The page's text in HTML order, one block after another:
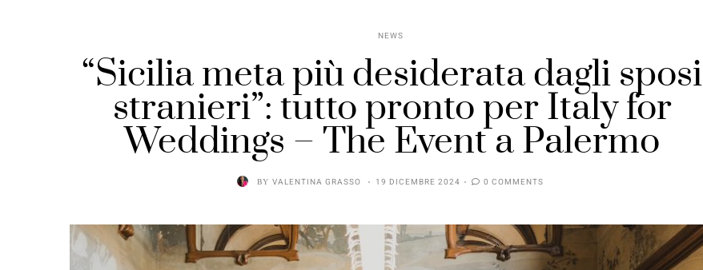
NEWS
“Sicilia meta più desiderata dagli sposi
stranieri”: tutto pronto per Italy for
Weddings – The Event a Palermo
BYVALENTINA GRASSO 19 DICEMBRE 2024 0 COMMENTS